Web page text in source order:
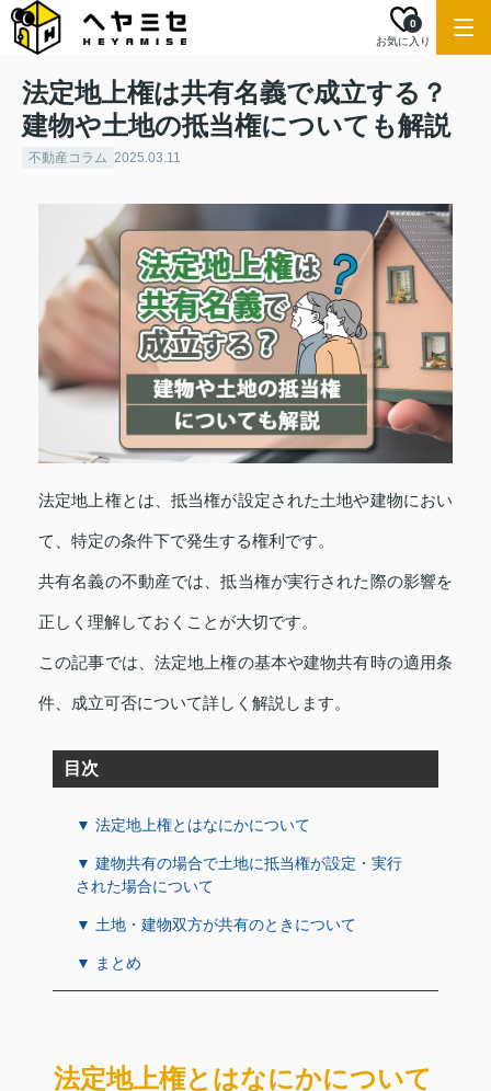
お気に入り
0
法定地上権は共有名義で成立する？
建物や土地の抵当権についても解説
不動産コラム 2025.03.11
法定地上権とは、抵当権が設定された土地や建物におい
て、特定の条件下で発生する権利です。
共有名義の不動産では、抵当権が実行された際の影響を
正しく理解しておくことが大切です。
この記事では、法定地上権の基本や建物共有時の適用条
件、成立可否について詳しく解説します。
目次
▼ 法定地上権とはなにかについて
▼ 建物共有の場合で土地に抵当権が設定・実行
された場合について
▼ 土地・建物双方が共有のときについて
▼ まとめ
法定地上権とはなにかについて